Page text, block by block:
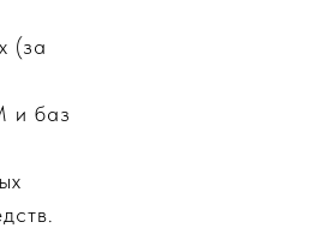
(за
и баз